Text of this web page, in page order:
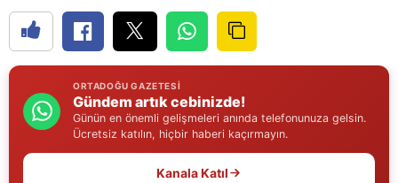
Erzincan
Eskişehir
Gaziantep
Giresun
ORTADOĞU GAZETESI
Gündem artık cebinizde!
Günün en önemli gelişmeleri anında telefonunuza gelsin.
Ücretsiz katılın, hiçbir haberi kaçırmayın.
Kanala Katıl